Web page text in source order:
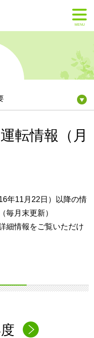
MENU
転情報（月
年11月22日）以降の情
毎月末更新）
細情報をご覧いただけ